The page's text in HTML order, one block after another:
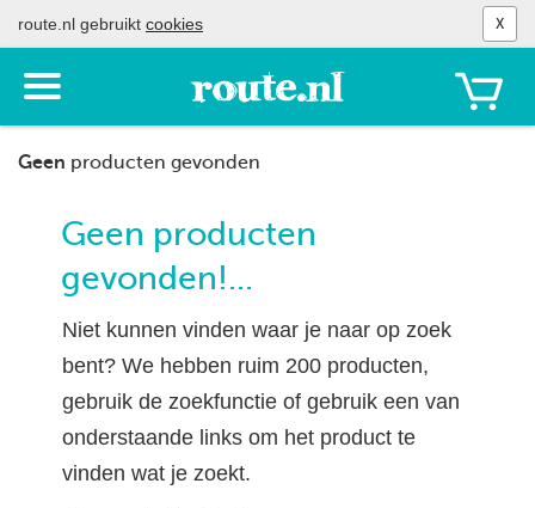
route.nl gebruikt cookies X
Toon
het
menu
Geen producten gevonden
Geen producten
gevonden!...
Niet kunnen vinden waar je naar op zoek
bent? We hebben ruim 200 producten,
gebruik de zoekfunctie of gebruik een van
onderstaande links om het product te
vinden wat je zoekt.